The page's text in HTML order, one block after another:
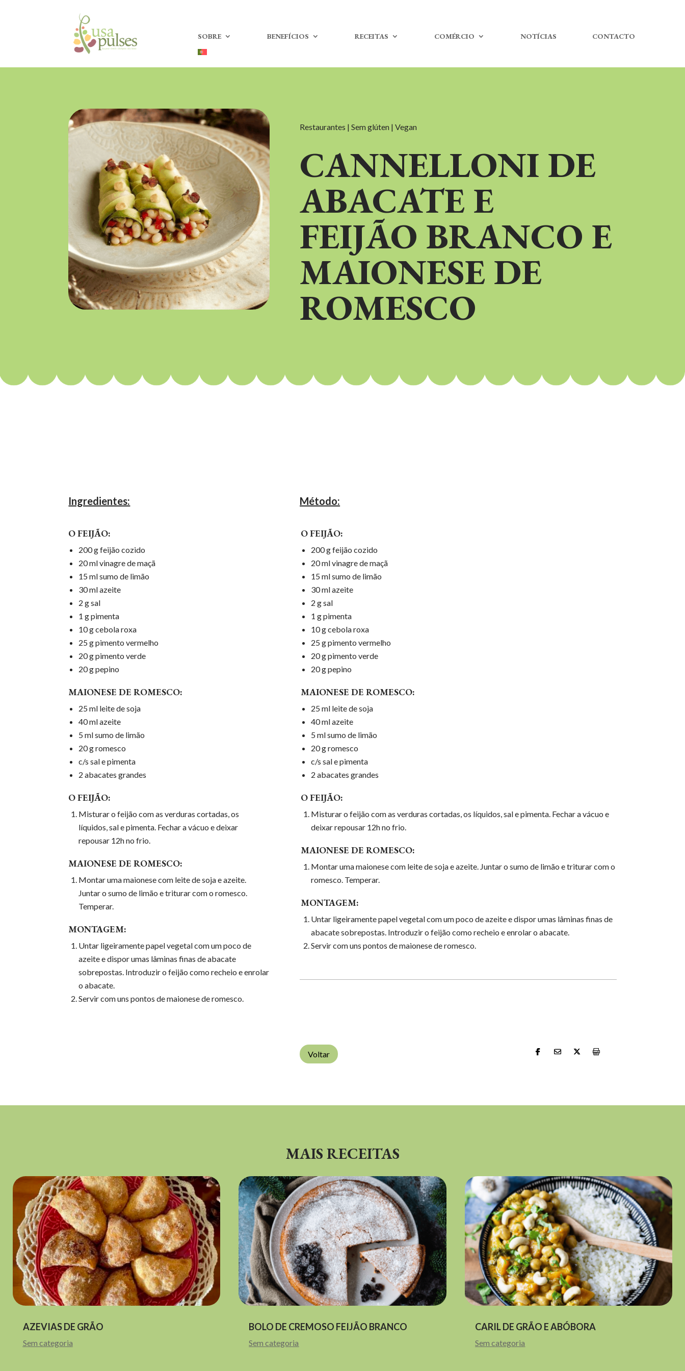
SOBRE BENEFÍCIOS RECEITAS COMÉRCIO NOTÍCIAS CONTACTO
Restaurantes | Sem glúten | Vegan
CANNELLONI DE
ABACATE E
FEIJÃO BRANCO E
MAIONESE DE
ROMESCO
Ingredientes:
O FEIJÃO:
200 g feijão cozido
20 ml vinagre de maçã
15 ml sumo de limão
30 ml azeite
2 g sal
1 g pimenta
10 g cebola roxa
25 g pimento vermelho
20 g pimento verde
20 g pepino
MAIONESE DE ROMESCO:
25 ml leite de soja
40 ml azeite
5 ml sumo de limão
20 g romesco
c/s sal e pimenta
2 abacates grandes
O FEIJÃO:
Misturar o feijão com as verduras cortadas, os
líquidos, sal e pimenta. Fechar a vácuo e deixar
repousar 12h no frio.
MAIONESE DE ROMESCO:
Montar uma maionese com leite de soja e azeite.
Juntar o sumo de limão e triturar com o romesco.
Temperar.
MONTAGEM:
Untar ligeiramente papel vegetal com um poco de
azeite e dispor umas lâminas finas de abacate
sobrepostas. Introduzir o feijão como recheio e enrolar
o abacate.
Servir com uns pontos de maionese de romesco.
Método:
O FEIJÃO:
200 g feijão cozido
20 ml vinagre de maçã
15 ml sumo de limão
30 ml azeite
2 g sal
1 g pimenta
10 g cebola roxa
25 g pimento vermelho
20 g pimento verde
20 g pepino
MAIONESE DE ROMESCO:
25 ml leite de soja
40 ml azeite
5 ml sumo de limão
20 g romesco
c/s sal e pimenta
2 abacates grandes
O FEIJÃO:
Misturar o feijão com as verduras cortadas, os líquidos, sal e pimenta. Fechar a vácuo e
deixar repousar 12h no frio.
MAIONESE DE ROMESCO:
Montar uma maionese com leite de soja e azeite. Juntar o sumo de limão e triturar com o
romesco. Temperar.
MONTAGEM:
Untar ligeiramente papel vegetal com um poco de azeite e dispor umas lâminas finas de
abacate sobrepostas. Introduzir o feijão como recheio e enrolar o abacate.
Servir com uns pontos de maionese de romesco.
Voltar
MAIS RECEITAS
AZEVIAS DE GRÃO
Sem categoria
BOLO DE CREMOSO FEIJÃO BRANCO
Sem categoria
CARIL DE GRÃO E ABÓBORA
Sem categoria